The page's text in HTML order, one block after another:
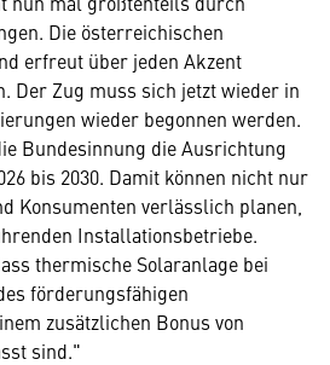
Die österreichischen
erfreut über jeden Akzent
Der Zug muss sich jetzt wieder in
wieder begonnen werden.
Bundesinnung die Ausrichtung
bis 2030. Damit können nicht nur
Konsumenten verlässlich planen,
Installationsbetriebe.
thermische Solaranlage bei
förderungsfähigen
zusätzlichen Bonus von
sind."